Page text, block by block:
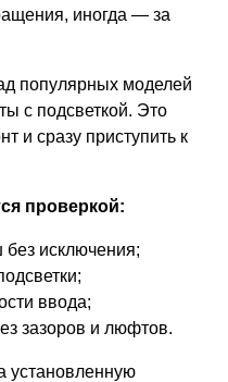
иногда — за
популярных моделей
с подсветкой. Это
и сразу приступить к
проверкой:
без исключения;
ввода;
зазоров и люфтов.
установленную